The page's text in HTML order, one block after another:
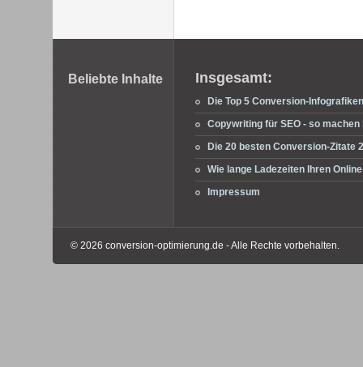
Beliebte Inhalte Insgesamt:
Die Top 5 Conversion-
Copywriting für SEO - so
Die 20 besten Conversion-Zitate
Wie lange Ladezeiten Ihren
Impressum
© 2026 conversion-optimierung.de - Alle Rechte vorbehalten.